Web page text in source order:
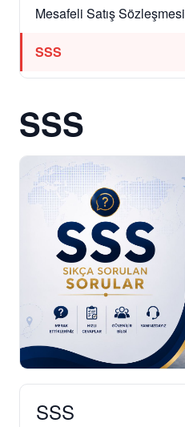
Mesafeli Satış Sözleşmesi
SSS
SSS
SSS